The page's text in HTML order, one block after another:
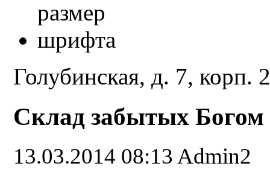
Голубинская, д. 7, корп.
Склад забытых Богом
13.03.2014 08:13 Admin2